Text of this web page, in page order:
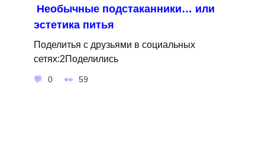
Необычные подстаканники… или
эстетика питья
Поделитья с друзьями в социальных
сетях:2Поделились
0 59